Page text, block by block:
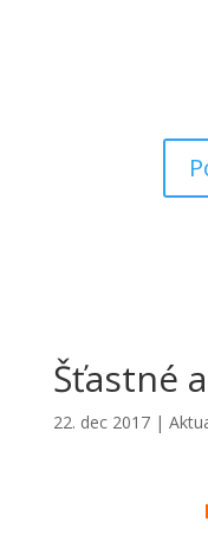
Šťastné
22. dec 2017|